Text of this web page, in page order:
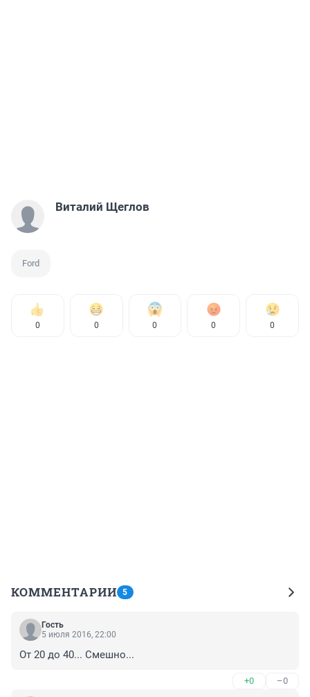
Виталий Щеглов
Ford
0 0 0 0 0
КОММЕНТАРИИ 5
Гость
5 июля 2016, 22:00
От 20 до 40... Смешно...
+0 –0